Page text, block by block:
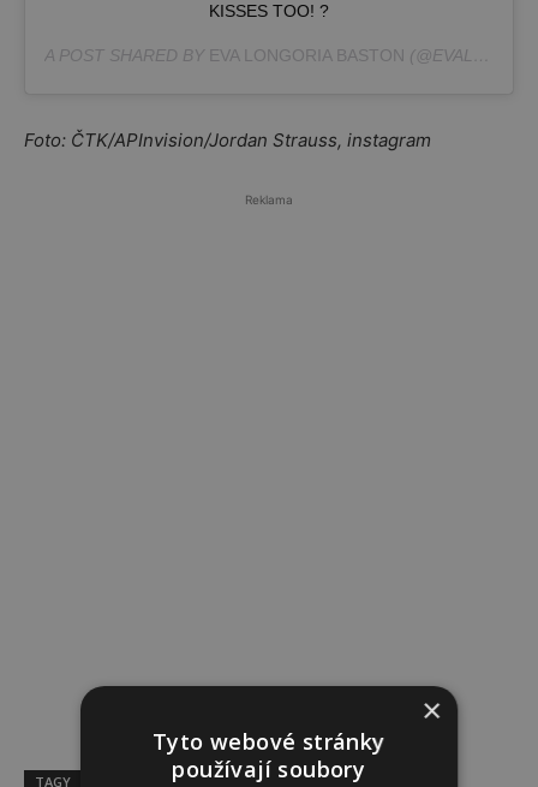
KISSES TOO! ?
A POST SHARED BY EVA LONGORIA BASTON (@EVALONGORIA) ON
Foto: ČTK/APInvision/Jordan Strauss, instagram
Reklama
TAGY Eva Longoria Herečka narozeniny
×
Tyto webové stránky
používají soubory